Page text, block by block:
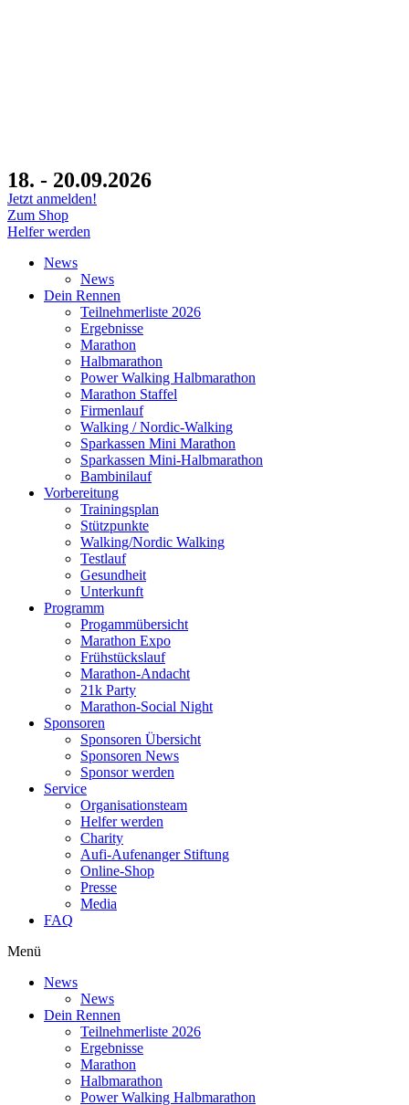
18. - 20.09.2026
Jetzt anmelden!
Zum Shop
Helfer werden
News
News
Dein Rennen
Teilnehmerliste 2026
Ergebnisse
Marathon
Halbmarathon
Power Walking Halbmarathon
Marathon Staffel
Firmenlauf
Walking / Nordic-Walking
Sparkassen Mini Marathon
Sparkassen Mini-Halbmarathon
Bambinilauf
Vorbereitung
Trainingsplan
Stützpunkte
Walking/Nordic Walking
Testlauf
Gesundheit
Unterkunft
Programm
Progammübersicht
Marathon Expo
Frühstückslauf
Marathon-Andacht
21k Party
Marathon-Social Night
Sponsoren
Sponsoren Übersicht
Sponsoren News
Sponsor werden
Service
Organisationsteam
Helfer werden
Charity
Aufi-Aufenanger Stiftung
Online-Shop
Presse
Media
FAQ
Menü
News
News
Dein Rennen
Teilnehmerliste 2026
Ergebnisse
Marathon
Halbmarathon
Power Walking Halbmarathon